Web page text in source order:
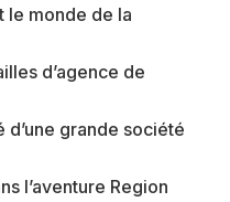
le monde de la
d’agence de
d’une grande société
l’aventure Region